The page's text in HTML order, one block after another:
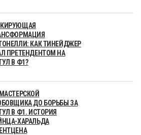
КАК ТИНЕЙДЖЕР
ПРЕТЕНДЕНТОМ НА
В Ф1?
ДО БОРЬБЫ ЗА
В Ф1. ИСТОРИЯ
ХАРАЛЬДА